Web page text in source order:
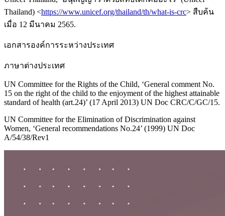
Thailand) <https://www.unicef.org/thailand/th/what-is-crc> สืบค้น
เมื่อ 12 มีนาคม 2565.
เอกสารองค์การระหว่างประเทศ
ภาษาต่างประเทศ
UN Committee for the Rights of the Child, ‘General comment No.
15 on the right of the child to the enjoyment of the highest attainable
standard of health (art.24)’ (17 April 2013) UN Doc CRC/C/GC/15.
UN Committee for the Elimination of Discrimination against
Women, ‘General recommendations No.24’ (1999) UN Doc
A/54/38/Rev1